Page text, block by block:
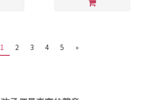
1 2 3 4 5 »